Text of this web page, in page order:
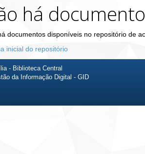
há
documentos disponíveis no repositório de
inicial do repositório
- Biblioteca Central
da Informação Digital - GID